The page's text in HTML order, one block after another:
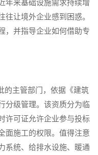
年来基础设施需求持续增
让境外企业感到困惑。
，并指导企业如何借助专
主管部门，依据《建筑
分级管理。该资质分为临
许可证允许企业参与投标
面施工的权限。值得注意
系统、给排水设施、暖通